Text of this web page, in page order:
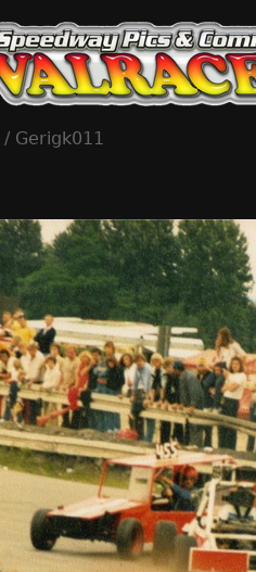
/ Gerigk011